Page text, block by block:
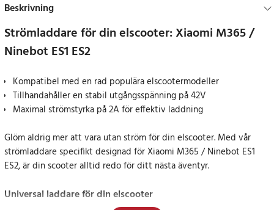
Beskrivning
Strömladdare för din elscooter: Xiaomi M365 /
Ninebot ES1 ES2
Kompatibel med en rad populära elscootermodeller
Tillhandahåller en stabil utgångsspänning på 42V
Maximal strömstyrka på 2A för effektiv laddning
Glöm aldrig mer att vara utan ström för din elscooter. Med vår
strömladdare specifikt designad för Xiaomi M365 / Ninebot ES1
ES2, är din scooter alltid redo för ditt nästa äventyr.
Universal laddare för din elscooter